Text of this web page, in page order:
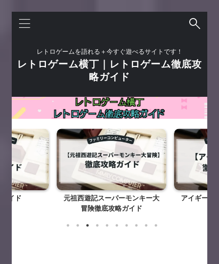
レトロゲームを語れる＋今すぐ遊べるサイトです！
レトロゲーム横丁｜レトロゲーム徹底攻
略ガイド
イド
元祖西遊記スーパーモンキー大
冒険徹底攻略ガイド
アイギーナ